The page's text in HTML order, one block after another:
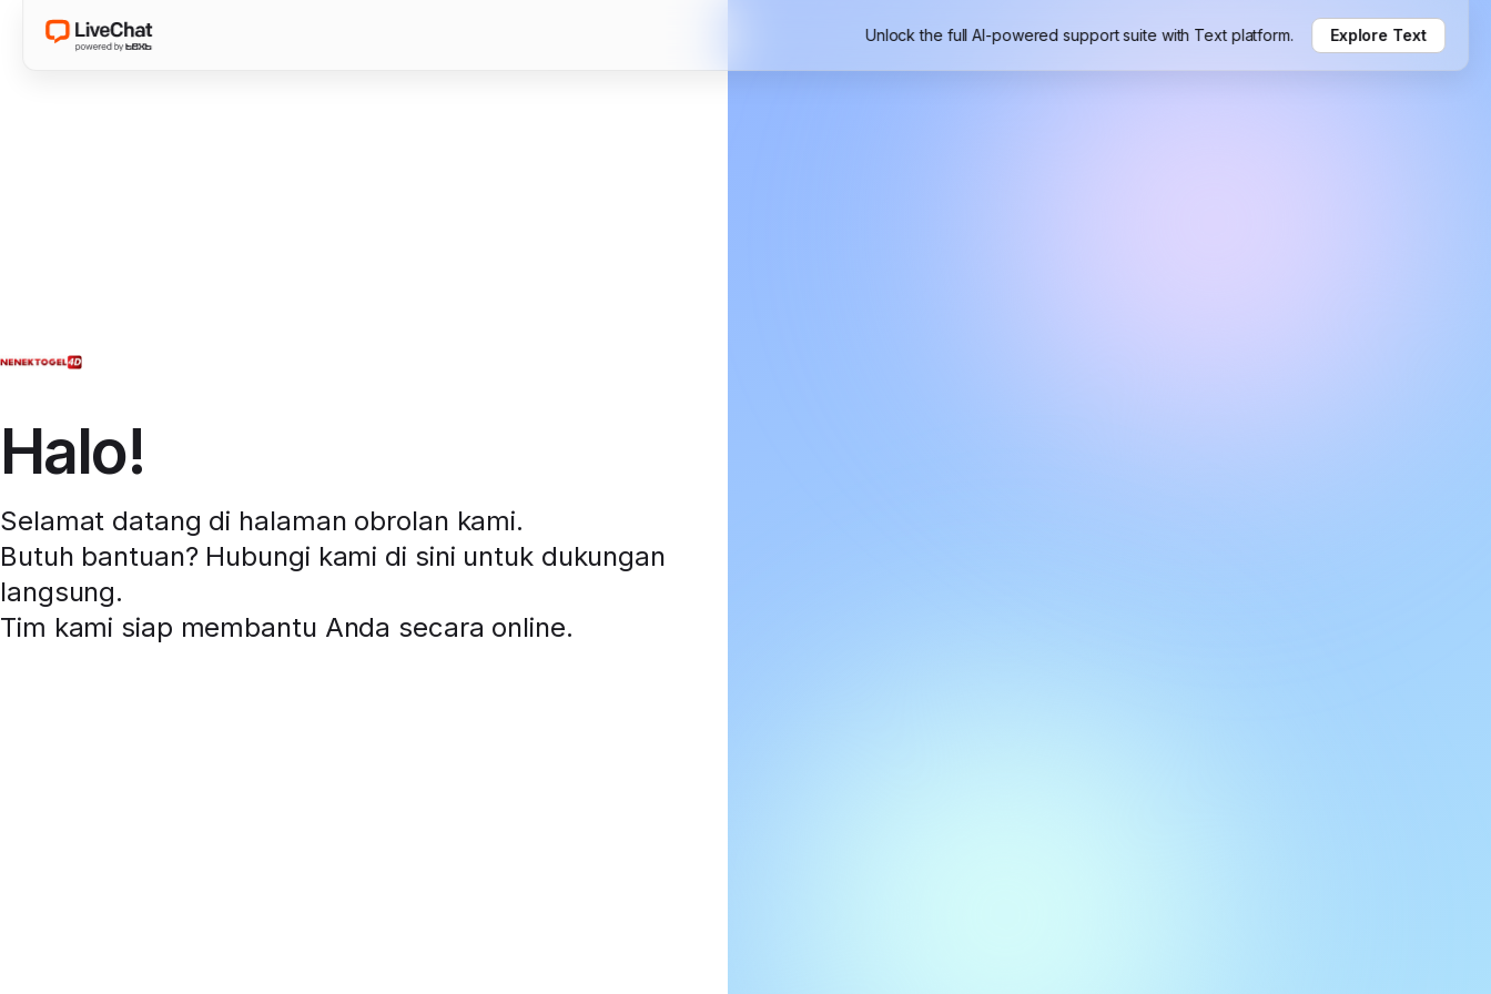
Unlock the full AI-powered support suite with Text platform. Explore Text
Halo!
Selamat datang di halaman obrolan kami.
Butuh bantuan? Hubungi kami di sini untuk dukungan
langsung.
Tim kami siap membantu Anda secara online.